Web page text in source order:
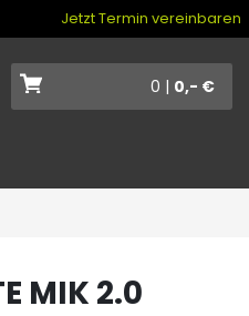
Jetzt Termin vereinbaren
0 | 0,- €
MIK 2.0